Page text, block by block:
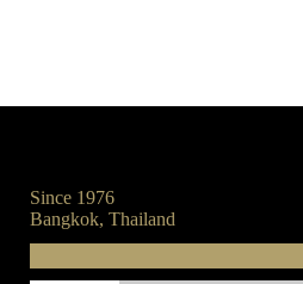
Since 1976
Bangkok, Thailand